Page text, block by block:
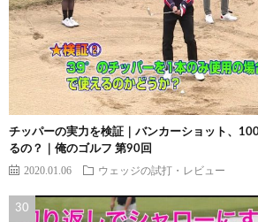
チッパーの実力を検証｜バンカーショット、
るの？｜俺のゴルフ 第90回
2020.01.06 ウェッジの試打・レビュー